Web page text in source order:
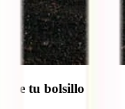
de tu bolsillo